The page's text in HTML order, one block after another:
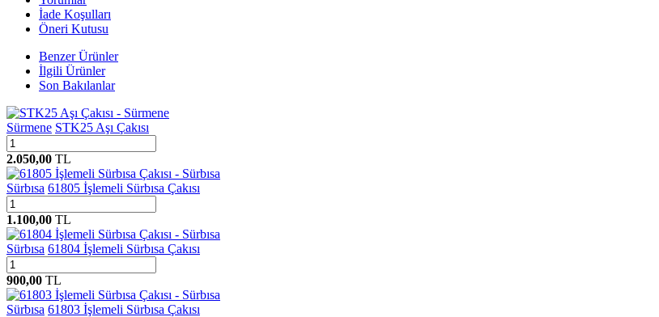
İade Koşulları
Öneri Kutusu
Benzer Ürünler
İlgili Ürünler
Son Bakılanlar
Sürmene STK25 Aşı Çakısı
2.050,00 TL
Sürbısa 61805 İşlemeli Sürbısa Çakısı
1.100,00 TL
Sürbısa 61804 İşlemeli Sürbısa Çakısı
900,00 TL
Sürbısa 61803 İşlemeli Sürbısa Çakısı